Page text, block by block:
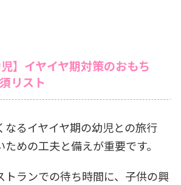
児】イヤイヤ期対策のおもち
リスト
なるイヤイヤ期の幼児との旅行
めの工夫と備えが重要です。
トランでの待ち時間に、子供の興